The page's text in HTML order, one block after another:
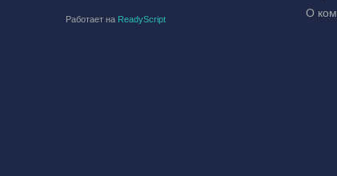
Работает на ReadyScript
О